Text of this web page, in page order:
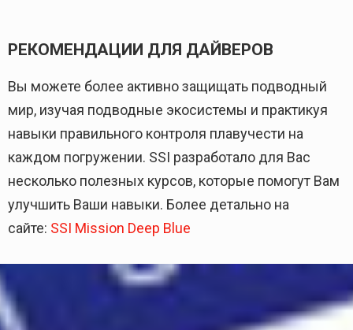
РЕКОМЕНДАЦИИ ДЛЯ ДАЙВЕРОВ
Вы можете более активно защищать подводный
мир, изучая подводные экосистемы и практикуя
навыки правильного контроля плавучести на
каждом погружении. SSI разработало для Вас
несколько полезных курсов, которые помогут Вам
улучшить Ваши навыки. Более детально на
сайте: SSI Mission Deep Blue